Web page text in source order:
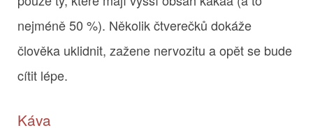
nejméně 50 %). Několik čtverečků dokáže
člověka uklidnit, zažene nervozitu a opět se bude
cítit lépe.
Káva